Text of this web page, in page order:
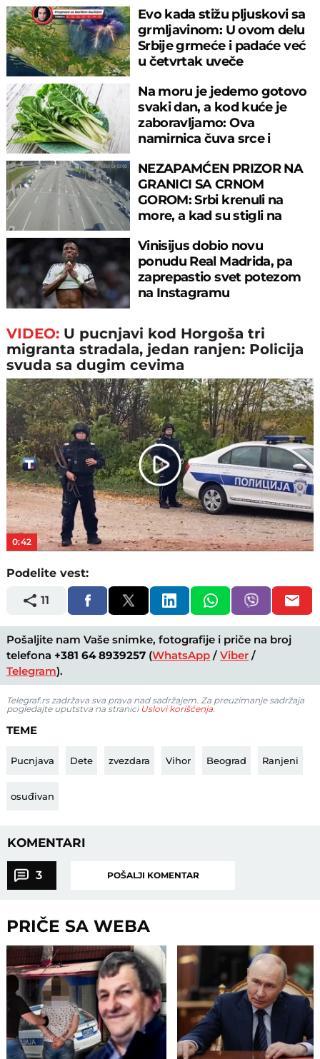
Evo kada stižu pljuskovi sa
grmljavinom: U ovom delu
Srbije grmeće i padaće već
u četvrtak uveče
Na moru je jedemo gotovo
svaki dan, a kod kuće je
zaboravljamo: Ova
namirnica čuva srce i
NEZAPAMĆEN PRIZOR NA
GRANICI SA CRNOM
GOROM: Srbi krenuli na
more, a kad su stigli na
Vinisijus dobio novu
ponudu Real Madrida, pa
zaprepastio svet potezom
na Instagramu
VIDEO: U pucnjavi kod Horgoša tri
migranta stradala, jedan ranjen: Policija
svuda sa dugim cevima
Play
Video
0:42
Podelite vest:
11
Pošaljite nam Vaše snimke, fotografije i priče na broj
telefona +381 64 8939257 (WhatsApp /Viber /
Telegram).
Telegraf.rs zadržava sva prava nad sadržajem. Za preuzimanje sadržaja
pogledajte uputstva na stranici Uslovi korišćenja.
TEME
Pucnjava Dete zvezdara Vihor Beograd Ranjeni
osuđivan
KOMENTARI
3 POŠALJI KOMENTAR
PRIČE SA WEBA